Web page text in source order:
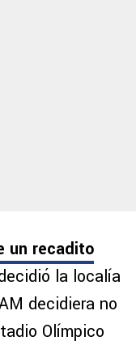
un recadito
la localía
decidiera no
Olímpico